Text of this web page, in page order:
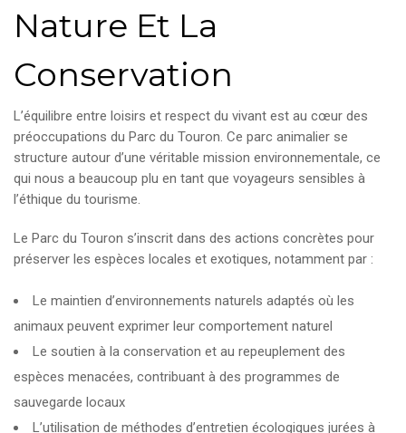
Nature Et La
Conservation
L’équilibre entre loisirs et respect du vivant est au cœur des
préoccupations du Parc du Touron. Ce parc animalier se
structure autour d’une véritable mission environnementale, ce
qui nous a beaucoup plu en tant que voyageurs sensibles à
l’éthique du tourisme.
Le Parc du Touron s’inscrit dans des actions concrètes pour
préserver les espèces locales et exotiques, notamment par :
Le maintien d’environnements naturels adaptés où les
animaux peuvent exprimer leur comportement naturel
Le soutien à la conservation et au repeuplement des
espèces menacées, contribuant à des programmes de
sauvegarde locaux
L’utilisation de méthodes d’entretien écologiques jurées à